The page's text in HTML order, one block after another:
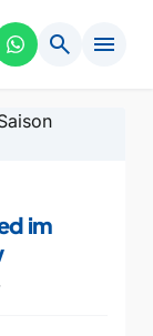
search menu
im